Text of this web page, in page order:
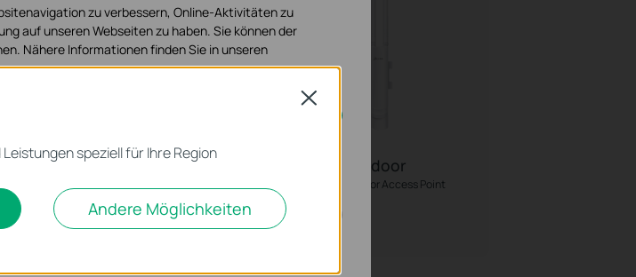
EAP225-Outdoor
Indoor/Outdoor Access Point
EAP110-Outdoor
300Mbit/s Outdoor Access Point
speziell für Ihre Region
Andere Möglichkeiten
Close
zu verbessern, Online-Aktivitäten zu
auf unseren Webseiten zu haben. Sie können der
Nähere Informationen finden Sie in unseren
und können in Ihren Systemen nicht deaktiviert
anzupassen.